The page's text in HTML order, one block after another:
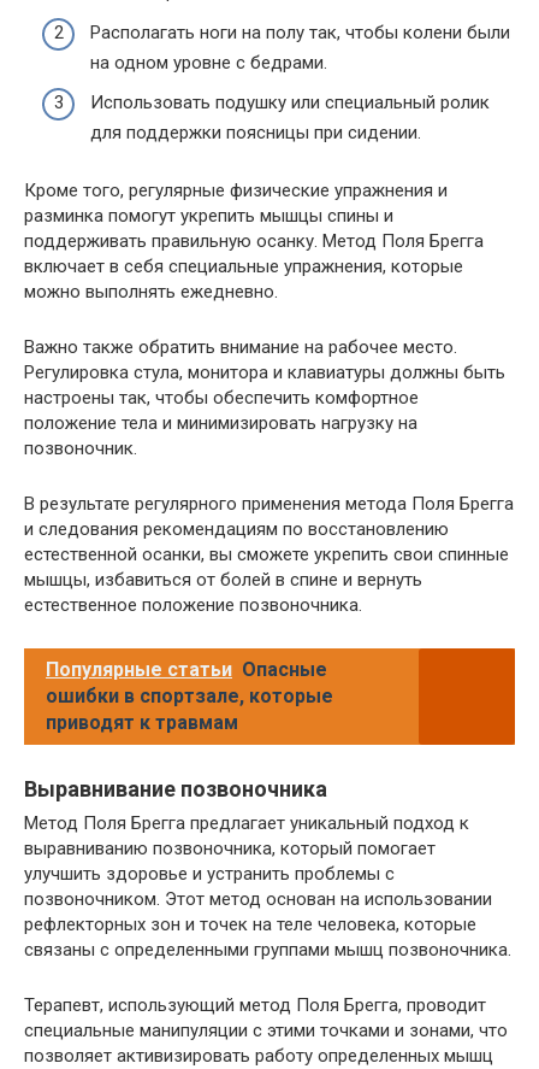
Располагать ноги на полу так, чтобы колени были
на одном уровне с бедрами.
Использовать подушку или специальный ролик
для поддержки поясницы при сидении.
Кроме того, регулярные физические упражнения и
разминка помогут укрепить мышцы спины и
поддерживать правильную осанку. Метод Поля Брегга
включает в себя специальные упражнения, которые
можно выполнять ежедневно.
Важно также обратить внимание на рабочее место.
Регулировка стула, монитора и клавиатуры должны быть
настроены так, чтобы обеспечить комфортное
положение тела и минимизировать нагрузку на
позвоночник.
В результате регулярного применения метода Поля Брегга
и следования рекомендациям по восстановлению
естественной осанки, вы сможете укрепить свои спинные
мышцы, избавиться от болей в спине и вернуть
естественное положение позвоночника.
Популярные статьи Опасные
ошибки в спортзале, которые
приводят к травмам
Выравнивание позвоночника
Метод Поля Брегга предлагает уникальный подход к
выравниванию позвоночника, который помогает
улучшить здоровье и устранить проблемы с
позвоночником. Этот метод основан на использовании
рефлекторных зон и точек на теле человека, которые
связаны с определенными группами мышц позвоночника.
Терапевт, использующий метод Поля Брегга, проводит
специальные манипуляции с этими точками и зонами, что
позволяет активизировать работу определенных мышц